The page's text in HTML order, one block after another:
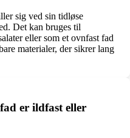
sig ved sin tidløse
Det kan bruges til
eller som et ovnfast fad
materialer, der sikrer lang
er ildfast eller